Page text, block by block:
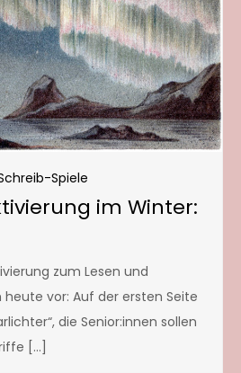
Spiele
im Winter:
zum Lesen und
vor: Auf der ersten Seite
die Senior:innen sollen
[…]